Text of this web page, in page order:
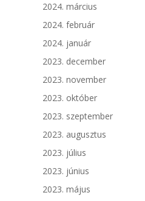
2024. március
2024. február
2024. január
2023. december
2023. november
2023. október
2023. szeptember
2023. augusztus
2023. július
2023. június
2023. május